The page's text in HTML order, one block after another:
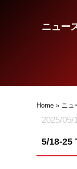
ニュー
Home » ニュ
2025/05/
5/18-25